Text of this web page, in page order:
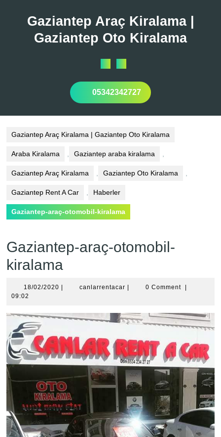
Gaziantep Araç Kiralama |
Gaziantep Oto Kiralama
Open
Button
05342342727
Gaziantep Araç Kiralama | Gaziantep Oto Kiralama
Araba Kiralama , Gaziantep araba kiralama ,
Gaziantep Araç Kiralama , Gaziantep Oto Kiralama ,
Gaziantep Rent A Car , Haberler
Gaziantep-araç-otomobil-kiralama
Gaziantep-araç-otomobil-
kiralama
18/02/2020 18/02/2020canlarrentacar canlarrentacar
0 Comment
09:02